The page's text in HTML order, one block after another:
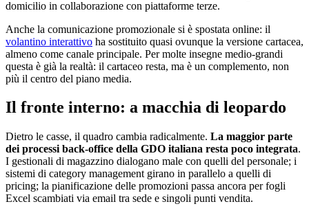
domicilio in collaborazione con piattaforme terze.
Anche la comunicazione promozionale si è spostata online: il
volantino interattivo ha sostituito quasi ovunque la versione cartacea,
almeno come canale principale. Per molte insegne medio-grandi
questa è già la realtà: il cartaceo resta, ma è un complemento, non
più il centro del piano media.
Il fronte interno: a macchia di leopardo
Dietro le casse, il quadro cambia radicalmente. La maggior parte
dei processi back-office della GDO italiana resta poco integrata.
I gestionali di magazzino dialogano male con quelli del personale; i
sistemi di category management girano in parallelo a quelli di
pricing; la pianificazione delle promozioni passa ancora per fogli
Excel scambiati via email tra sede e singoli punti vendita.